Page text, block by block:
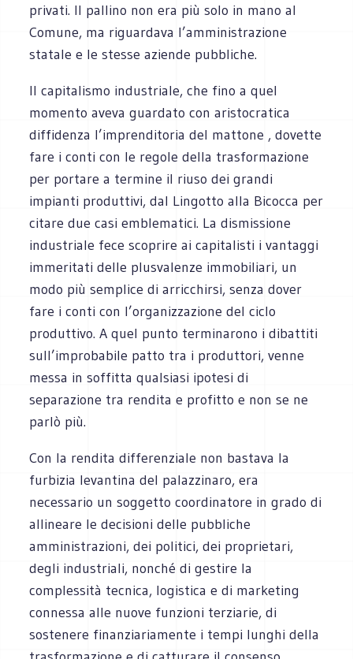
privati. Il pallino non era più solo in mano al
Comune, ma riguardava l’amministrazione
statale e le stesse aziende pubbliche.
Il capitalismo industriale, che fino a quel
momento aveva guardato con aristocratica
diffidenza l’imprenditoria del mattone , dovette
fare i conti con le regole della trasformazione
per portare a termine il riuso dei grandi
impianti produttivi, dal Lingotto alla Bicocca per
citare due casi emblematici. La dismissione
industriale fece scoprire ai capitalisti i vantaggi
immeritati delle plusvalenze immobiliari, un
modo più semplice di arricchirsi, senza dover
fare i conti con l’organizzazione del ciclo
produttivo. A quel punto terminarono i dibattiti
sull’improbabile patto tra i produttori, venne
messa in soffitta qualsiasi ipotesi di
separazione tra rendita e profitto e non se ne
parlò più.
Con la rendita differenziale non bastava la
furbizia levantina del palazzinaro, era
necessario un soggetto coordinatore in grado di
allineare le decisioni delle pubbliche
amministrazioni, dei politici, dei proprietari,
degli industriali, nonché di gestire la
complessità tecnica, logistica e di marketing
connessa alle nuove funzioni terziarie, di
sostenere finanziariamente i tempi lunghi della